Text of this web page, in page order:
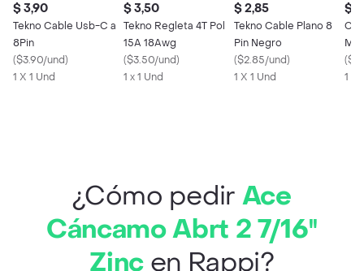
$ 3,90
Tekno Cable Usb-C a
8Pin
($3.90/und)
1 X 1 Und
$ 3,50
Tekno Regleta 4T Pol
15A 18Awg
($3.50/und)
1 x 1 Und
$ 2,85
Tekno Cable Plano 8
Pin Negro
($2.85/und)
1 X 1 Und
$
20
(
1 X
¿Cómo pedir Ace
Cáncamo Abrt 2 7/16''
Zincen Rappi?